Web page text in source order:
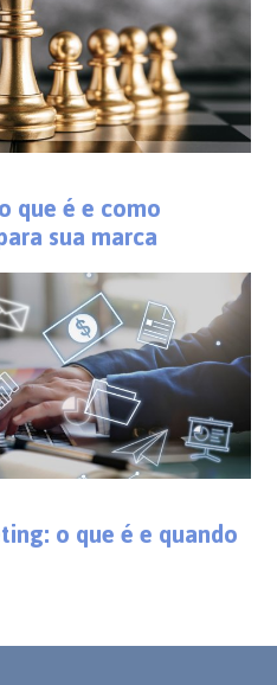
que é e como
sua marca
o que é e quando